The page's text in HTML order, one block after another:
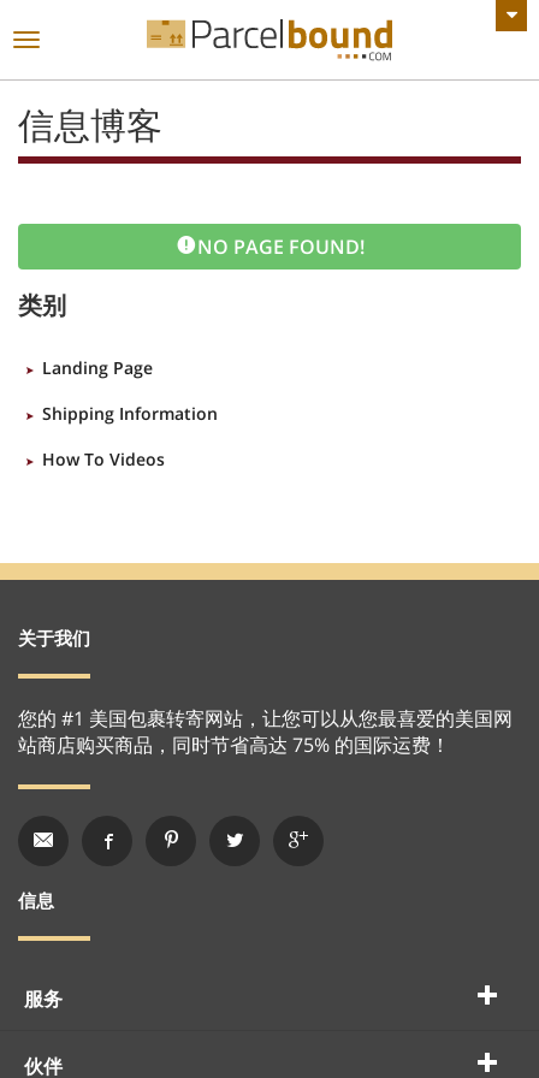
查看所有公告
切
航
信息博客
NO PAGE FOUND!
类别
Landing Page
Shipping Information
How To Videos
关于我们
您的 #1 美国包裹转寄网站，让您可以从您最喜爱的美国网
站商店购买商品，同时节省高达 75% 的国际运费！
信息
服务
伙伴